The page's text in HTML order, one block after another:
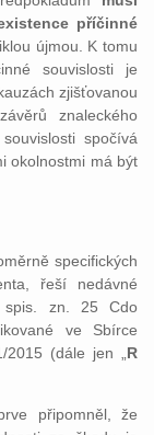
příčinné
újmou. K tomu
souvislosti je
zjišťovanou
znaleckého
spočívá
okolnostmi má být
specifických
řeší nedávné
spis. zn. 25 Cdo
ve Sbírce
(dále jen „ R
připomněl, že